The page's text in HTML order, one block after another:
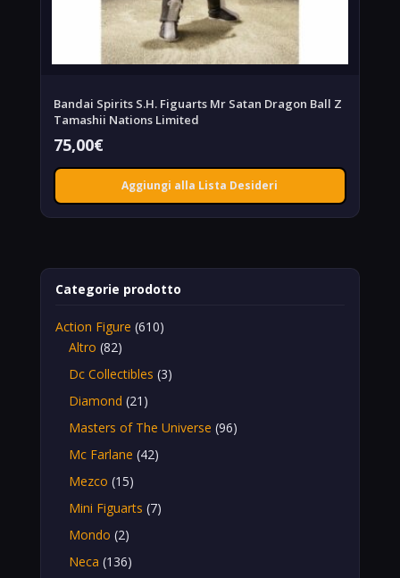
Bandai Spirits S.H. Figuarts Mr Satan Dragon Ball Z
Tamashii Nations Limited
75,00€
Aggiungi alla Lista Desideri
Categorie prodotto
Action Figure (610)
Altro (82)
Dc Collectibles (3)
Diamond (21)
Masters of The Universe (96)
Mc Farlane (42)
Mezco (15)
Mini Figuarts (7)
Mondo (2)
Neca (136)